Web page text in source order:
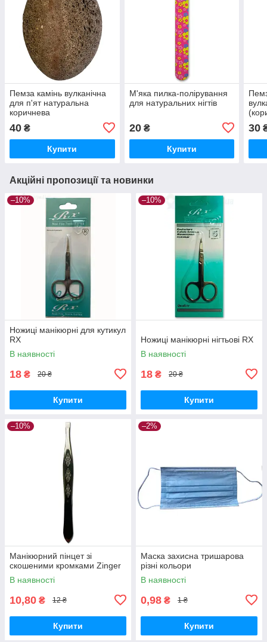
Пемза камінь вулканічна
для п'ят натуральна
коричнева
40 ₴
Купити
М'яка пилка-полірування
для натуральних нігтів
20₴
Купити
30
Акційні пропозиції та новинки
–10%
Ножиці манікюрні для кутикул
RX
В наявності
18 ₴ 20 ₴
Купити
–10%
Ножиці манікюрні нігтьові RX
В наявності
18 ₴ 20 ₴
Купити
–10%
Манікюрний пінцет зі
скошеними кромками Zinger
В наявності
10,80 ₴ 12 ₴
Купити
–2%
Маска захисна тришарова
різні кольори
В наявності
0,98 ₴ 1 ₴
Купити